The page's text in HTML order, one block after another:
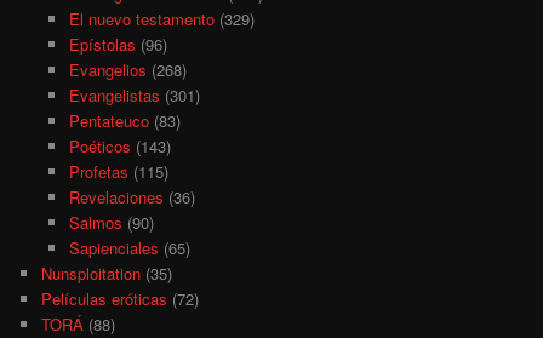
El nuevo testamento(329)
Epístolas (96)
Evangelios (268)
Evangelistas (301)
Pentateuco(83)
Poéticos (143)
Profetas (115)
Revelaciones (36)
Salmos (90)
Sapienciales (65)
Nunsploitation (35)
Películas eróticas (72)
TORÁ (88)